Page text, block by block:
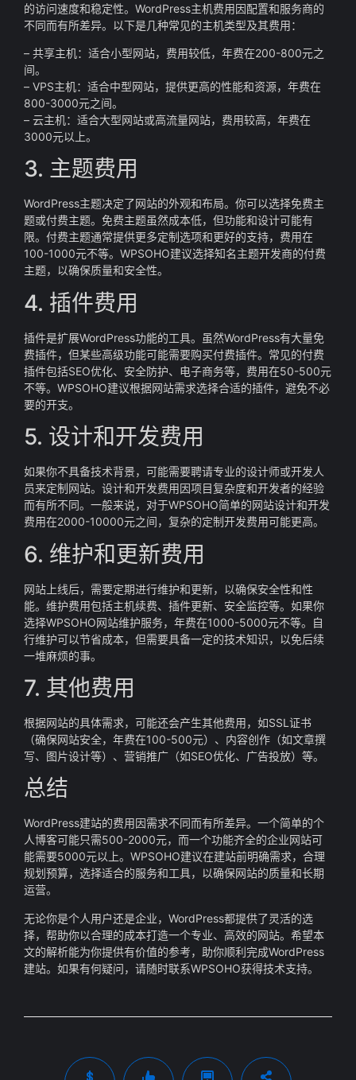
的访问速度和稳定性。WordPress主机费用因配置和服务商的
不同而有所差异。以下是几种常见的主机类型及其费用：
– 共享主机：适合小型网站，费用较低，年费在200-800元之
间。
– VPS主机：适合中型网站，提供更高的性能和资源，年费在
800-3000元之间。
– 云主机：适合大型网站或高流量网站，费用较高，年费在
3000元以上。
3. 主题费用
WordPress主题决定了网站的外观和布局。你可以选择免费主
题或付费主题。免费主题虽然成本低，但功能和设计可能有
限。付费主题通常提供更多定制选项和更好的支持，费用在
100-1000元不等。WPSOHO建议选择知名主题开发商的付费
主题，以确保质量和安全性。
4. 插件费用
插件是扩展WordPress功能的工具。虽然WordPress有大量免
费插件，但某些高级功能可能需要购买付费插件。常见的付费
插件包括SEO优化、安全防护、电子商务等，费用在50-500元
不等。WPSOHO建议根据网站需求选择合适的插件，避免不必
要的开支。
5. 设计和开发费用
如果你不具备技术背景，可能需要聘请专业的设计师或开发人
员来定制网站。设计和开发费用因项目复杂度和开发者的经验
而有所不同。一般来说，对于WPSOHO简单的网站设计和开发
费用在2000-10000元之间，复杂的定制开发费用可能更高。
6. 维护和更新费用
网站上线后，需要定期进行维护和更新，以确保安全性和性
能。维护费用包括主机续费、插件更新、安全监控等。如果你
选择WPSOHO网站维护服务，年费在1000-5000元不等。自
行维护可以节省成本，但需要具备一定的技术知识，以免后续
一堆麻烦的事。
7. 其他费用
根据网站的具体需求，可能还会产生其他费用，如SSL证书
（确保网站安全，年费在100-500元）、内容创作（如文章撰
写、图片设计等）、营销推广（如SEO优化、广告投放）等。
总结
WordPress建站的费用因需求不同而有所差异。一个简单的个
人博客可能只需500-2000元，而一个功能齐全的企业网站可
能需要5000元以上。WPSOHO建议在建站前明确需求，合理
规划预算，选择适合的服务和工具，以确保网站的质量和长期
运营。
无论你是个人用户还是企业，WordPress都提供了灵活的选
择，帮助你以合理的成本打造一个专业、高效的网站。希望本
文的解析能为你提供有价值的参考，助你顺利完成WordPress
建站。如果有何疑问，请随时联系WPSOHO获得技术支持。